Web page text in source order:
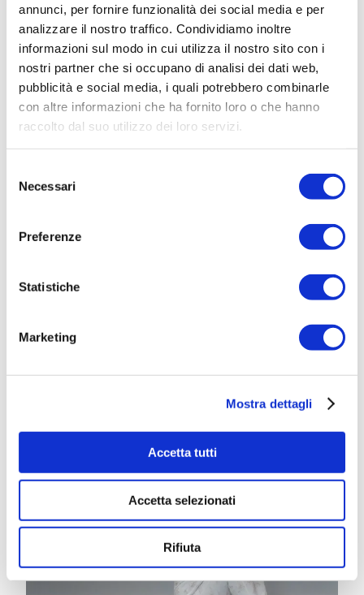
annunci, per fornire funzionalità dei social media e per
analizzare il nostro traffico. Condividiamo inoltre
informazioni sul modo in cui utilizza il nostro sito con i
nostri partner che si occupano di analisi dei dati web,
pubblicità e social media, i quali potrebbero combinarle
con altre informazioni che ha fornito loro o che hanno
raccolto dal suo utilizzo dei loro servizi.
delNecessari
Preferenze
Statistiche
Marketing
Mostra dettagli
Accetta tutti
Accetta selezionati
Rifiuta
Centro per l’Età Evolutiva
30 Settembre 2024
2 Settembre 2024